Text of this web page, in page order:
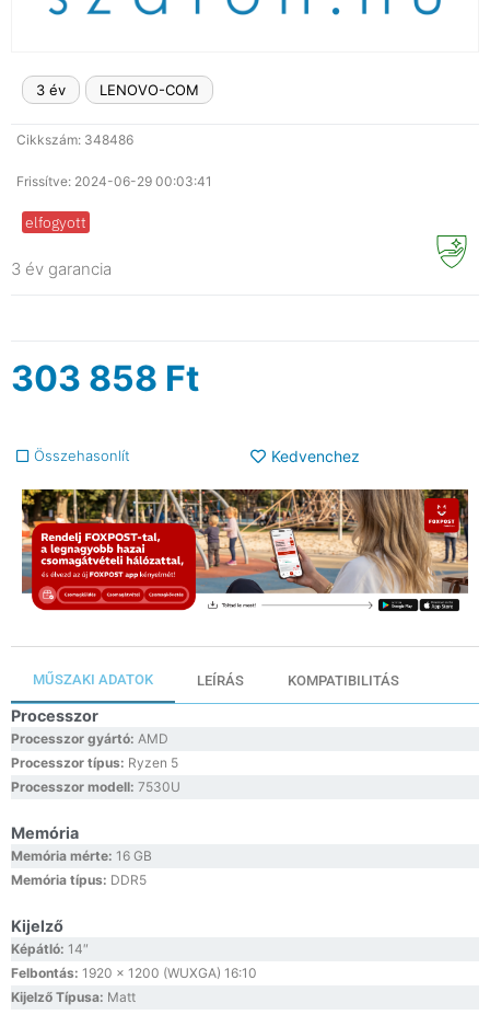
3 év LENOVO-COM
Cikkszám: 348486
Frissítve: 2024-06-29 00:03:41
elfogyott
3 év garancia
303 858 Ft
Összehasonlít Kedvenchez
MŰSZAKI ADATOK LEÍRÁS KOMPATIBILITÁS
Processzor
Processzor gyártó: AMD
Processzor típus: Ryzen 5
Processzor modell: 7530U
Memória
Memória mérte: 16 GB
Memória típus: DDR5
Kijelző
Képátló: 14″
Felbontás: 1920 x 1200 (WUXGA) 16:10
Kijelző Típusa: Matt